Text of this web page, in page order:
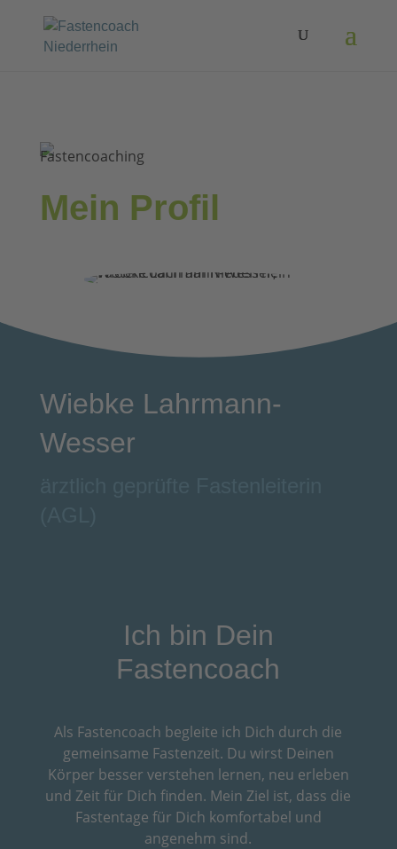
Mein Profil
Wiebke Lahrmann-
Wesser
Ich bin Dein
Fastencoach
Als Fastencoach begleite ich Dich durch die
gemeinsame Fastenzeit. Du wirst Deinen
Körper besser verstehen lernen, neu erleben
und Zeit für Dich finden. Mein Ziel ist, dass die
Fastentage für Dich komfortabel und
angenehm sind.